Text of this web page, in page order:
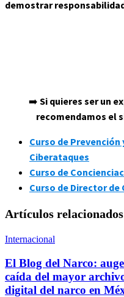
demostrar
➡️ Si quieres ser un
recomendamos el
Curso de
Ciberataques
Curso de
Curso de Director de
Artículos relacionados
Internacional
El Blog del Narco:
caída del mayor
digital del narco en